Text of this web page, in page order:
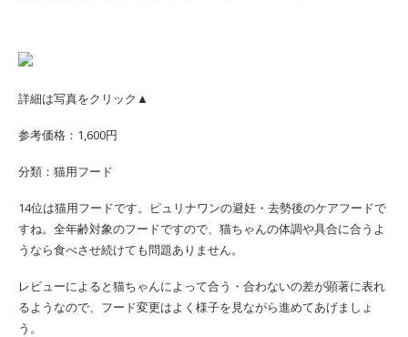
詳細は写真をクリック▲
参考価格：1,600円
分類：猫用フード
14位は猫用フードです。ピュリナワンの避妊・去勢後のケアフードで
すね。全年齢対象のフードですので、猫ちゃんの体調や具合に合うよ
うなら食べさせ続けても問題ありません。
レビューによると猫ちゃんによって合う・合わないの差が顕著に表れ
るようなので、フード変更はよく様子を見ながら進めてあげましょ
う。